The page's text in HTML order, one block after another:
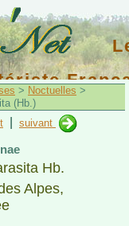
> Noctuelles >
(Hb.)
suivant
Hb.
Alpes,